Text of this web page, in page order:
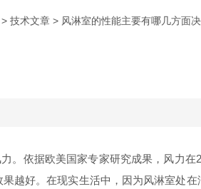
> 技术文章 > 风淋室的性能主要有哪几方面
依据欧美国家专家研究成果，风力在
越好。在现实生活中，因为风淋室处